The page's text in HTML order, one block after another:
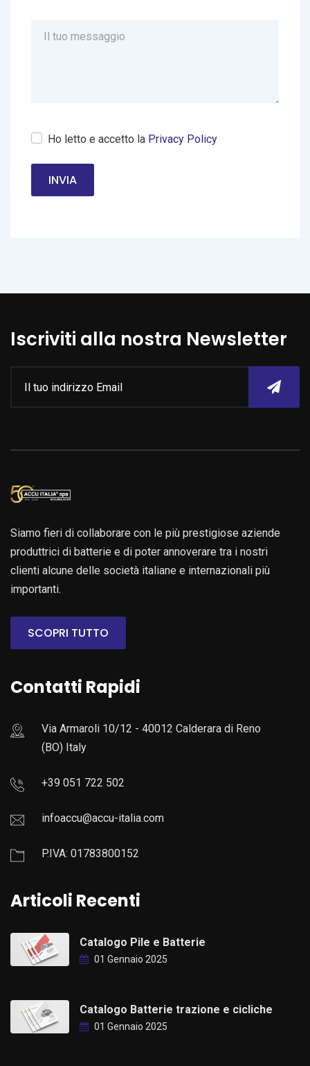
Ho letto e accetto la Privacy Policy
INVIA
Iscriviti alla nostra Newsletter
Siamo fieri di collaborare con le più prestigiose aziende
produttrici di batterie e di poter annoverare tra i nostri
clienti alcune delle società italiane e internazionali più
importanti.
SCOPRI TUTTO
Contatti Rapidi
Via Armaroli 10/12 - 40012 Calderara di Reno
(BO) Italy
+39 051 722 502
infoaccu@accu-italia.com
P.IVA: 01783800152
Articoli Recenti
Catalogo Pile e Batterie
01 Gennaio 2025
Catalogo Batterie trazione e cicliche
01 Gennaio 2025